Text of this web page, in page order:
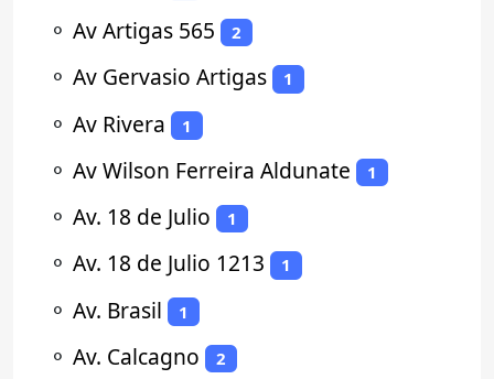
⚬ Av Artigas 565 2
⚬ Av Gervasio Artigas 1
⚬ Av Rivera 1
⚬ Av Wilson Ferreira Aldunate 1
⚬ Av. 18 de Julio 1
⚬ Av. 18 de Julio 1213 1
⚬ Av. Brasil 1
⚬ Av. Calcagno 2